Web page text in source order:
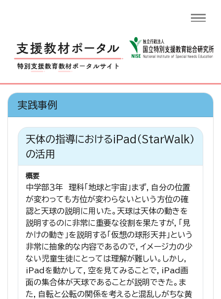
実践事例
天体の指導におけるiPad（StarWalk）
の活用
概要
中学部３年 理科「地球と宇宙」まず，自分の位置
が変わっても方位が変わらないという方位の確
認と天球の説明に用いた。天球は天体の動きを
説明するのに非常に重要な役割を果たすが，「見
かけの動き」を説明する「仮想の球形天井」という
非常に抽象的な内容であるので，イメージ力の少
ない児童生徒にとっては理解が難しい。しかし，
iPadを動かして，空を見てみることで，iPad画
面の集合体が天球であることが説明できた。ま
た，自転と公転の関係を考えると混乱しがちな黄